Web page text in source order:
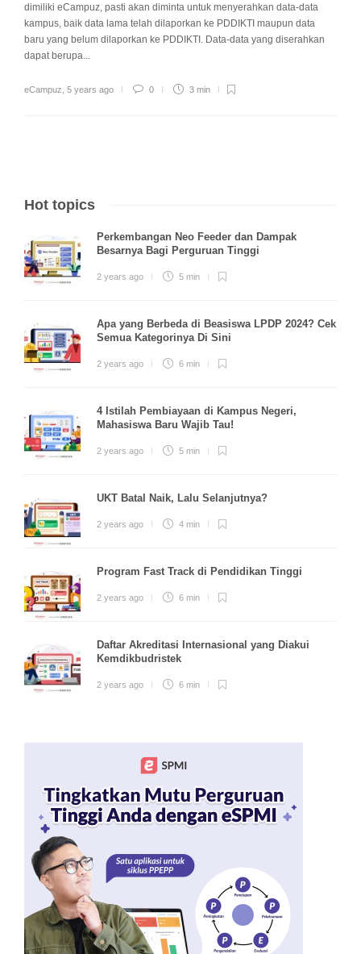
dimiliki eCampuz, pasti akan diminta untuk menyerahkan data-data
kampus, baik data lama telah dilaporkan ke PDDIKTI maupun data
baru yang belum dilaporkan ke PDDIKTI. Data-data yang diserahkan
dapat berupa...
eCampuz 5 years ago 0 3 min
Hot topics
Perkembangan Neo Feeder dan Dampak
Besarnya Bagi Perguruan Tinggi
2 years ago 5 min
Apa yang Berbeda di Beasiswa LPDP 2024? Cek
Semua Kategorinya Di Sini
2 years ago 6 min
4 Istilah Pembiayaan di Kampus Negeri,
Mahasiswa Baru Wajib Tau!
2 years ago 5 min
UKT Batal Naik, Lalu Selanjutnya?
2 years ago 4 min
Program Fast Track di Pendidikan Tinggi
2 years ago 6 min
Daftar Akreditasi Internasional yang Diakui
Kemdikbudristek
2 years ago 6 min